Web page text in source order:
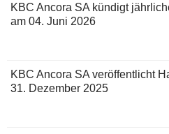
KBC Ancora SA kündigt
am 04. Juni 2026
KBC Ancora SA veröffentlicht
31. Dezember 2025